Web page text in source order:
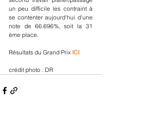
un peu difficile les contraint à
se contenter aujourd'hui d'une
note de 66.696%, soit la 31
ème place.
Résultats du Grand Prix ICI
crédit photo : DR